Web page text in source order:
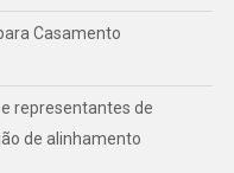
Casamento
representantes de
de alinhamento